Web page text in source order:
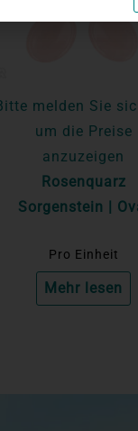
melden Sie
um die Preise
anzuzeigen
Rosenquarz
Sorgenstein |
Pro Einheit
Mehr lesen